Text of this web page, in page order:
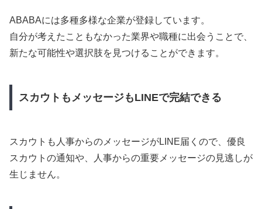
ABABAには多種多様な企業が登録しています。
自分が考えたこともなかった業界や職種に出会うことで、
新たな可能性や選択肢を見つけることができます。
スカウトもメッセージもLINEで完結できる
スカウトも人事からのメッセージがLINE届くので、優良
スカウトの通知や、人事からの重要メッセージの見逃しが
生じません。